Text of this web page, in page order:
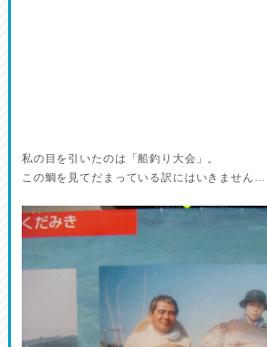
私の目を引いたのは「船釣り大会」。
この鯛を見てだまっている訳にはいきません…